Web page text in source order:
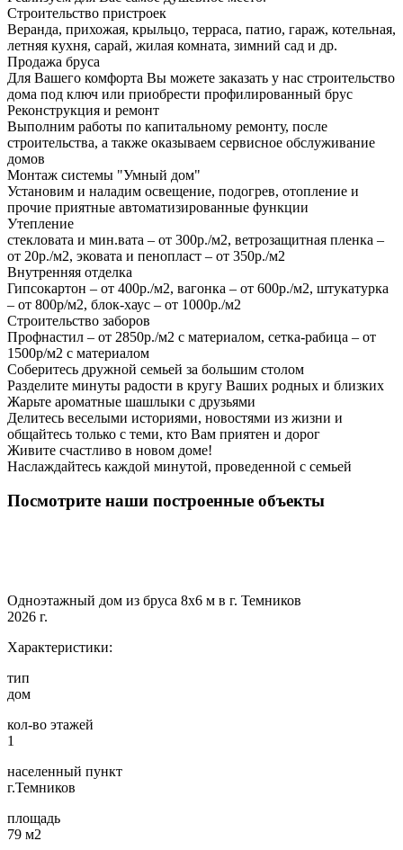
Строительство пристроек
Веранда, прихожая, крыльцо, терраса, патио, гараж, котельная,
летняя кухня, сарай, жилая комната, зимний сад и др.
Продажа бруса
Для Вашего комфорта Вы можете заказать у нас строительство
дома под ключ или приобрести профилированный брус
Реконструкция и ремонт
Выполним работы по капитальному ремонту, после
строительства, а также оказываем сервисное обслуживание
домов
Монтаж системы "Умный дом"
Установим и наладим освещение, подогрев, отопление и
прочие приятные автоматизированные функции
Утепление
стекловата и мин.вата – от 300р./м2, ветрозащитная пленка –
от 20р./м2, эковата и пенопласт – от 350р./м2
Внутренняя отделка
Гипсокартон – от 400р./м2, вагонка – от 600р./м2, штукатурка
– от 800р/м2, блок-хаус – от 1000р./м2
Строительство заборов
Профнастил – от 2850р./м2 с материалом, сетка-рабица – от
1500р/м2 с материалом
Соберитесь дружной семьей за большим столом
Разделите минуты радости в кругу Ваших родных и близких
Жарьте ароматные шашлыки с друзьями
Делитесь веселыми историями, новостями из жизни и
общайтесь только с теми, кто Вам приятен и дорог
Живите счастливо в новом доме!
Наслаждайтесь каждой минутой, проведенной с семьей
Посмотрите наши построенные объекты
Одноэтажный дом из бруса 8х6 м в г. Темников
2026 г.
Характеристики:
тип
дом
кол-во этажей
1
населенный пункт
г.Темников
площадь
79 м2